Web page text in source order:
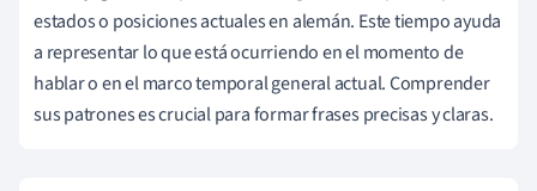
estados o posiciones actuales en alemán. Este tiempo ayuda
a representar lo que está ocurriendo en el momento de
hablar o en el marco temporal general actual. Comprender
sus patrones es crucial para formar frases precisas y claras.